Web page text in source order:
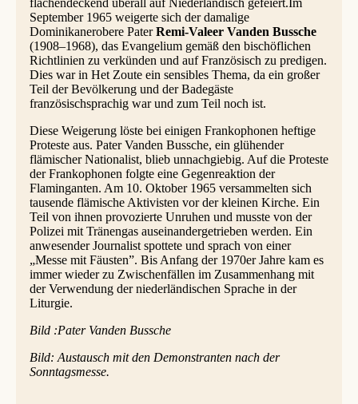
September 1965 weigerte sich der damalige
Dominikanerobere PaterRemi-Valeer Vanden Bussche
(1908–1968), das Evangelium gemäß den bischöflichen
Richtlinien zu verkünden und auf Französisch zu predigen.
Dies war in Het Zoute ein sensibles Thema, da ein großer
Teil der Bevölkerung und der Badegäste
französischsprachig war und zum Teil noch ist.
Diese Weigerung löste bei einigen Frankophonen heftige
Proteste aus. Pater Vanden Bussche, ein glühender
flämischer Nationalist, blieb unnachgiebig. Auf die Proteste
der Frankophonen folgte eine Gegenreaktion der
Flaminganten. Am 10. Oktober 1965 versammelten sich
tausende flämische Aktivisten vor der kleinen Kirche. Ein
Teil von ihnen provozierte Unruhen und musste von der
Polizei mit Tränengas auseinandergetrieben werden. Ein
anwesender Journalist spottete und sprach von einer
„Messe mit Fäusten”. Bis Anfang der 1970er Jahre kam es
immer wieder zu Zwischenfällen im Zusammenhang mit
der Verwendung der niederländischen Sprache in der
Liturgie.
Bild :Pater Vanden Bussche
Bild: Austausch mit den Demonstranten nach der
Sonntagsmesse.